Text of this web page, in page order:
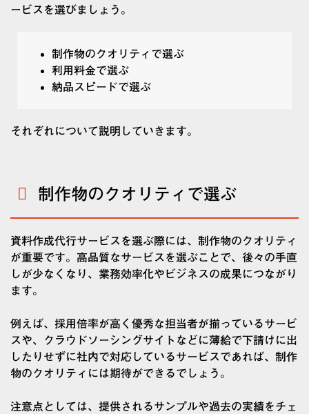
ービスを選びましょう。
制作物のクオリティで選ぶ
利用料金で選ぶ
納品スピードで選ぶ
それぞれについて説明していきます。
制作物のクオリティで選ぶ
資料作成代行サービスを選ぶ際には、制作物のクオリティ
が重要です。高品質なサービスを選ぶことで、後々の手直
しが少なくなり、業務効率化やビジネスの成果につながり
ます。
例えば、採用倍率が高く優秀な担当者が揃っているサービ
スや、クラウドソーシングサイトなどに薄給で下請けに出
したりせずに社内で対応しているサービスであれば、制作
物のクオリティには期待ができるでしょう。
注意点としては、提供されるサンプルや過去の実績をチェ